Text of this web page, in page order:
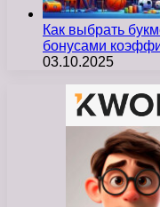
Как выбрать
бонусами
03.10.2025